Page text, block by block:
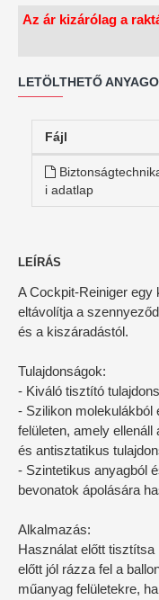
Az ár kizárólag a
LETÖLTHETŐ
Fájl
i adatlap
LEÍRÁS
A Cockpit-Reiniger
eltávolítja a
és a kiszáradástól.
Tulajdonságok:
- Kiváló tisztító
- Szilikon molekulákból
felületen, amely
és antisztatikus
- Szintetikus anyagból
bevonatok ápolására
Alkalmazás:
Használat előtt
előtt jól rázza fel a
műanyag felületekre,